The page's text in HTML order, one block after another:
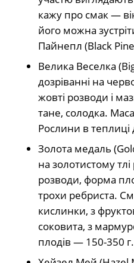
кажу про смак —
його можна
Пайнепл (Black
Велика Веселка
дозріванні на
жовті розводи і
тане, солодка.
Рослини в теплиці
Золота медаль
на золотистому
розводи, форма
трохи ребриста.
кислинки, з
соковита, з
плодів — 150-350 г.